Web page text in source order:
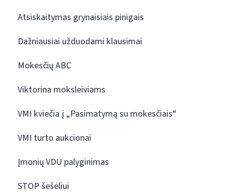
Atsiskaitymas grynaisiais pinigais
Dažniausiai užduodami klausimai
Mokesčių ABC
Viktorina moksleiviams
VMI kviečia į „Pasimatymą su mokesčiais“
VMI turto aukcionai
Įmonių VDU palyginimas
STOP šešėliui